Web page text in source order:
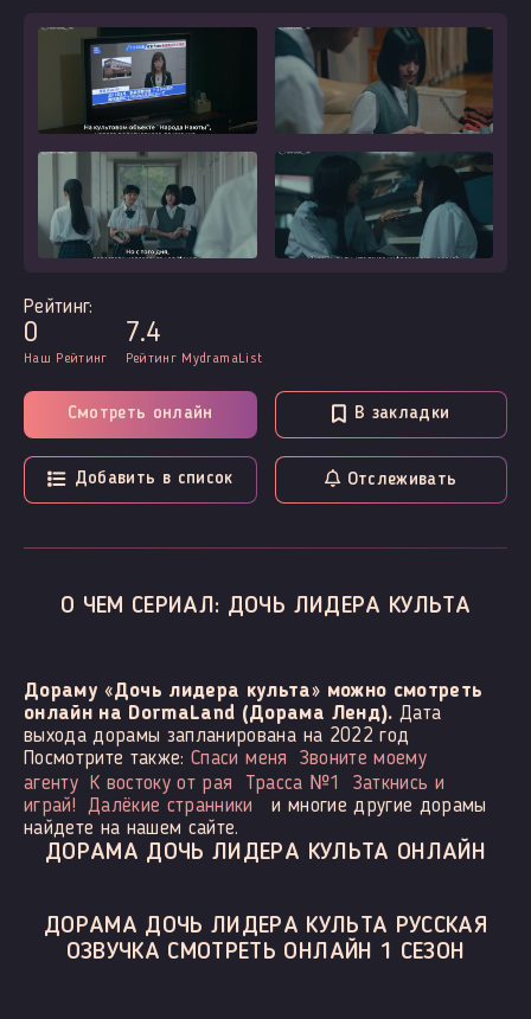
Рейтинг:
0
Наш Рейтинг
7.4
Рейтинг MydramaList
Смотреть онлайн В закладки
Добавить в список Отслеживать
О ЧЕМ СЕРИАЛ: ДОЧЬ ЛИДЕРА КУЛЬТА
Дораму «Дочь лидера культа» можно смотреть
онлайн на DormaLand (Дорама Ленд). Дата
выхода дорамы запланирована на 2022 год
Посмотрите также:Спаси меня
Звоните моему
агенту
К востоку от рая Трасса №1
Заткнись и
играй!
Далёкие странники
и многие другие дорамы
найдете на нашем сайте.
ДОРАМА ДОЧЬ ЛИДЕРА КУЛЬТА ОНЛАЙН
ДОРАМА ДОЧЬ ЛИДЕРА КУЛЬТА РУССКАЯ
ОЗВУЧКА СМОТРЕТЬ ОНЛАЙН 1 СЕЗОН